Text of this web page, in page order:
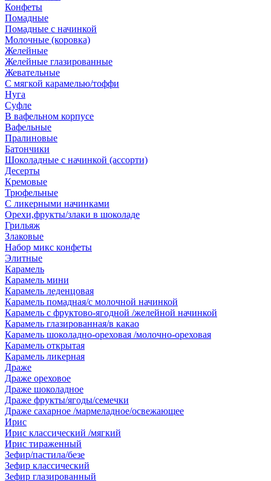
Конфеты
Помадные
Помадные с начинкой
Молочные (коровка)
Желейные
Желейные глазированные
Жевательные
С мягкой карамелью/тоффи
Нуга
Суфле
В вафельном корпусе
Вафельные
Пралиновые
Батончики
Шоколадные с начинкой (ассорти)
Десерты
Кремовые
Трюфельные
С ликерными начинками
Орехи,фрукты/злаки в шоколаде
Грильяж
Злаковые
Набор микс конфеты
Элитные
Карамель
Карамель мини
Карамель леденцовая
Карамель помадная/с молочной начинкой
Карамель с фруктово-ягодной /желейной начинкой
Карамель глазированная/в какао
Карамель шоколадно-ореховая /молочно-ореховая
Карамель открытая
Карамель ликерная
Драже
Драже ореховое
Драже шоколадное
Драже фрукты/ягоды/семечки
Драже сахарное /мармеладное/освежающее
Ирис
Ирис классический /мягкий
Ирис тираженный
Зефир/пастила/безе
Зефир классический
Зефир глазированный